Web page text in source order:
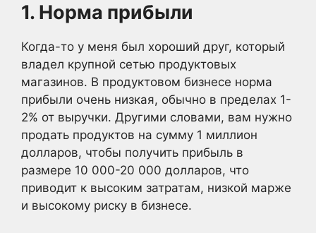
1. Норма прибыли
Когда-то у меня был хороший друг, который
владел крупной сетью продуктовых
магазинов. В продуктовом бизнесе норма
прибыли очень низкая, обычно в пределах 1-
2% от выручки. Другими словами, вам нужно
продать продуктов на сумму 1 миллион
долларов, чтобы получить прибыль в
размере 10 000-20 000 долларов, что
приводит к высоким затратам, низкой марже
и высокому риску в бизнесе.